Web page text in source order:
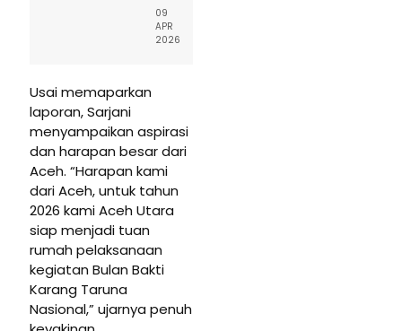
09
APR
2026
Usai memaparkan
laporan, Sarjani
menyampaikan aspirasi
dan harapan besar dari
Aceh. “Harapan kami
dari Aceh, untuk tahun
2026 kami Aceh Utara
siap menjadi tuan
rumah pelaksanaan
kegiatan Bulan Bakti
Karang Taruna
Nasional,” ujarnya penuh